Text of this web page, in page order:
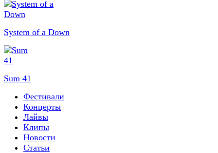
System of a Down
Sum 41
Фестивали
Концерты
Лайвы
Клипы
Новости
Статьи